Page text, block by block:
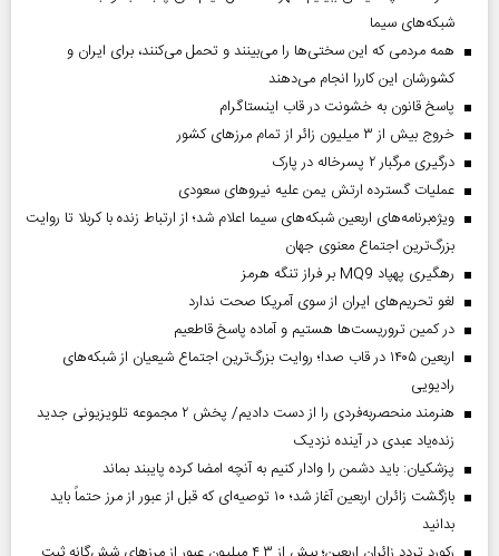
شبکه‌های سیما
همه مردمی که این سختی‌ها را می‌بینند و تحمل می‌کنند، برای ایران و
کشورشان این کاررا انجام می‌دهند
پاسخ قانون به خشونت در قاب اینستاگرام
خروج بیش از ۳ میلیون زائر از تمام مرز‌های کشور
درگیری مرگبار ۲ پسرخاله در پارک
عملیات گسترده ارتش یمن علیه نیروهای سعودی
ویژه‌برنامه‌های اربعین شبکه‌های سیما اعلام شد؛ از ارتباط زنده با کربلا تا روایت
بزرگ‌ترین اجتماع معنوی جهان
رهگیری پهپاد MQ9 بر فراز تنگه هرمز
لغو تحریم‌های ایران از سوی آمریکا صحت ندارد
در کمین تروریست‌ها هستیم و آماده پاسخ قاطعیم
اربعین ۱۴۰۵ در قاب صدا؛ روایت بزرگ‌ترین اجتماع شیعیان از شبکه‌های
رادیویی
هنرمند منحصر‌به‌فردی را از دست دادیم/ پخش ۲ مجموعه تلویزیونی جدید
زنده‌یاد عبدی در آینده نزدیک
پزشکیان: باید دشمن را وادار کنیم به آنچه امضا کرده پایبند بماند
بازگشت زائران اربعین آغاز شد؛ ۱۰ توصیه‌ای که قبل از عبور از مرز حتماً باید
بدانید